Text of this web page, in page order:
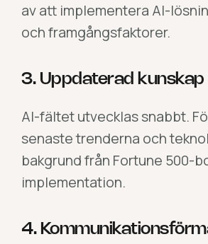
av att implementera AI-
och framgångsfaktorer.
3. Uppdaterad kunskap
AI-fältet utvecklas snabbt.
senaste trenderna och
bakgrund från Fortune 500-
implementation.
4.